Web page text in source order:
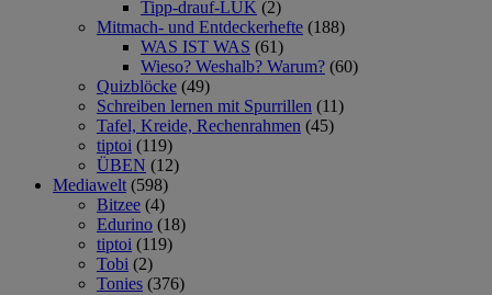
Tipp-drauf-LÜK (2)
Mitmach- und Entdeckerhefte (188)
WAS IST WAS (61)
Wieso? Weshalb? Warum? (60)
Quizblöcke (49)
Schreiben lernen mit Spurrillen (11)
Tafel, Kreide, Rechenrahmen (45)
tiptoi (119)
ÜBEN (12)
Mediawelt (598)
Bitzee (4)
Edurino (18)
tiptoi (119)
Tobi (2)
Tonies (376)